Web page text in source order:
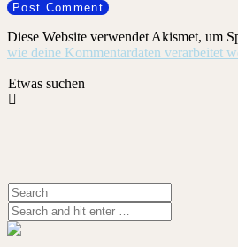
Diese Website verwendet Akismet, um
wie deine Kommentardaten verarbeitet
Etwas suchen